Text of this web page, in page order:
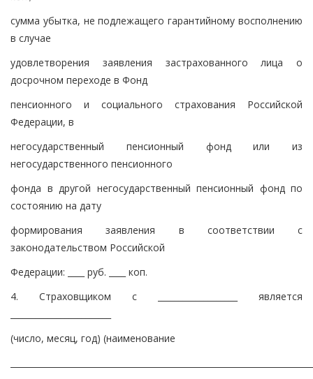
сумма убытка, не подлежащего гарантийному восполнению
в случае
удовлетворения заявления застрахованного лица о
досрочном переходе в Фонд
пенсионного и социального страхования Российской
Федерации, в
негосударственный пенсионный фонд или из
негосударственного пенсионного
фонда в другой негосударственный пенсионный фонд по
состоянию на дату
формирования заявления в соответствии с
законодательством Российской
Федерации: ____ руб. ____ коп.
4. Страховщиком с ___________________ является
(число, месяц, год) (наименование